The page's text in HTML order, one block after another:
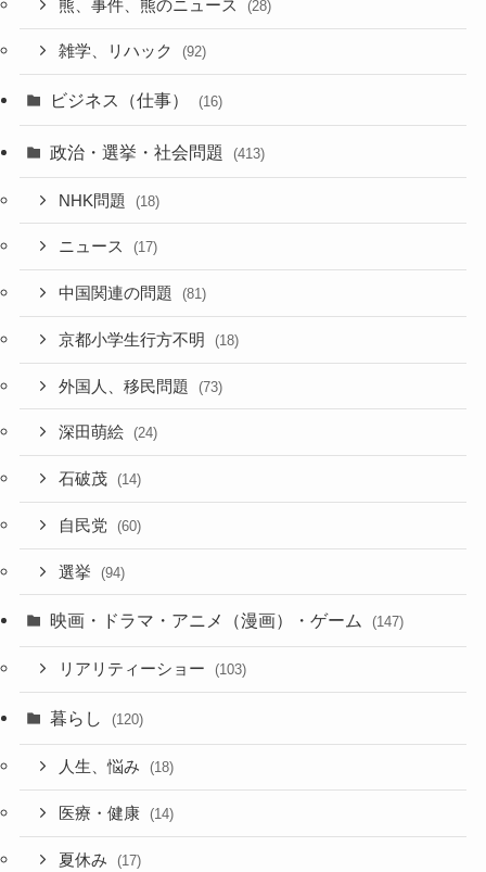
熊、事件、熊のニュース (28)
雑学、リハック (92)
ビジネス（仕事） (16)
政治・選挙・社会問題 (413)
NHK問題 (18)
ニュース (17)
中国関連の問題 (81)
京都小学生行方不明 (18)
外国人、移民問題 (73)
深田萌絵 (24)
石破茂 (14)
自民党 (60)
選挙 (94)
映画・ドラマ・アニメ（漫画）・ゲーム (147)
リアリティーショー (103)
暮らし (120)
人生、悩み (18)
医療・健康 (14)
夏休み (17)